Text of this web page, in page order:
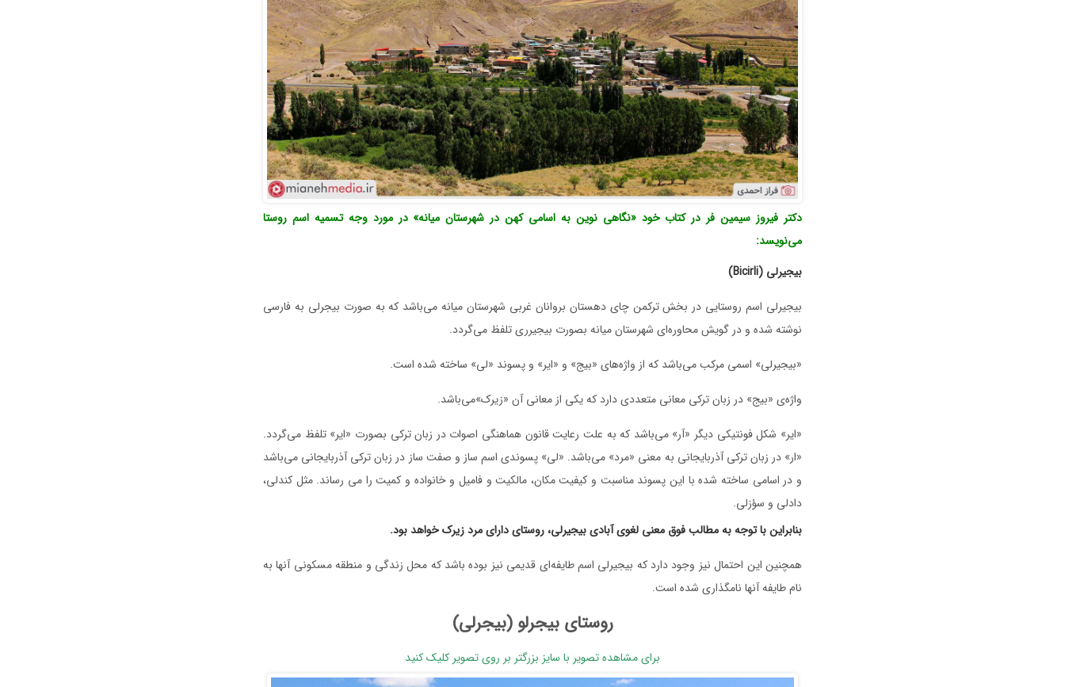
دکتر فیروز سیمین فر در کتاب خود «نگاهی نوین به اسامی کهن در شهرستان میانه» در مورد وجه تسمیه اسم روستا
می‌نویسد:
بیجیرلی (Bicirli)
بیجیرلی اسم روستایی در بخش ترکمن چای دهستان بروانان غربی شهرستان میانه می‌باشد که به صورت بیجرلی به فارسی
نوشته شده و در گویش محاوره‌ای شهرستان میانه بصورت بیجیرری تلفظ می‌گردد.
«بیجیرلی» اسمی مرکب می‌باشد که از واژه‌های «بیج» و «ایر» و پسوند «لی» ساخته شده است.
واژه‌ی «بیج» در زبان ترکی معانی متعددی دارد که یکی از معانی آن «زیرک»می‌باشد.
«ایر» شکل فونتیکی دیگر «آر» می‌باشد که به علت رعایت قانون هماهنگی اصوات در زبان ترکی بصورت «ایر» تلفظ می‌گردد.
«ار» در زبان ترکی آذربایجانی به معنی «مرد» می‌باشد. «لی» پسوندی اسم ساز و صفت ساز در زبان ترکی آذربایجانی می‌باشد
و در اسامی ساخته شده با این پسوند مناسبت و کیفیت مکان، مالکیت و فامیل و خانواده و کمیت را می رساند. مثل کندلی،
دادلی و سؤزلی.
بنابراین با توجه به مطالب فوق معنی لغوی آبادی بیجیرلی، روستای دارای مرد زیرک خواهد بود.
همچنین این احتمال نیز وجود دارد که بیجیرلی اسم طایفه‌ای قدیمی نیز بوده باشد که محل زندگی و منطقه مسکونی آنها به
نام طایفه آنها نامگذاری شده است.
روستای بیجرلو (بیجرلی)
برای مشاهده تصویر با سایز بزرگتر بر روی تصویر کلیک کنید